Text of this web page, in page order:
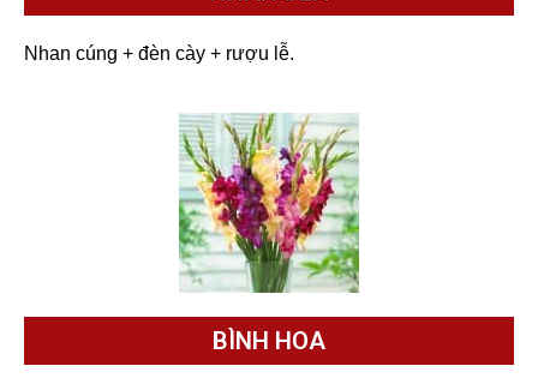
Nhan cúng + đèn cày + rượu lễ.
BÌNH HOA